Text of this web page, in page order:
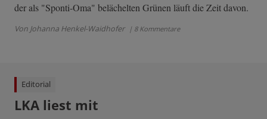
der als "Sponti-Oma" belächelten Grünen läuft die Zeit davon.
Von Johanna Henkel-Waidhofer | 8 Kommentare
Editorial
LKA liest mit